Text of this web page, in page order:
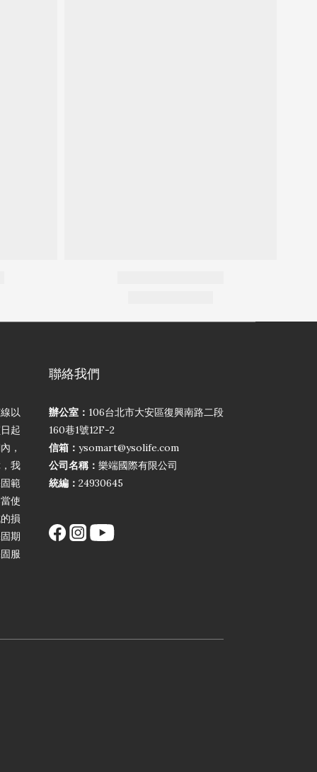
以
起
，
我
範
使
損
期
服
聯絡我們
辦公室： 106台北市大安區復興南路二段
160巷1號12F-2
信箱： ysomart@ysolife.com
公司名稱： 樂端國際有限公司
統編： 24930645